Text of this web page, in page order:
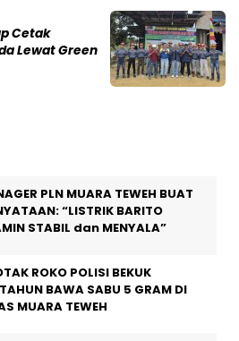
Cetak
Lewat Green
PLN MUARA TEWEH BUAT
“LISTRIK BARITO
STABIL dan MENYALA”
ROKO POLISI BEKUK
BAWA SABU 5 GRAM DI
MUARA TEWEH